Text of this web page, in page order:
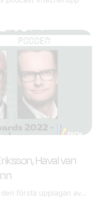
Haval van
första upplagan av...